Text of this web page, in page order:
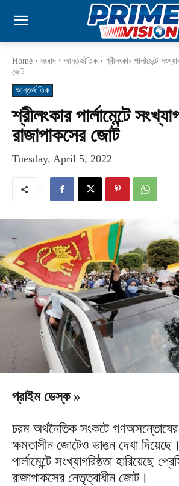
Home সংবাদ আন্তর্জাতিক
শ্রীলংকার পার্লামেন্টে
জোট
আন্তর্জাতিক
শ্রীলংকার পার্লামেন্টে
রাজাপাকসের জোট
Tuesday, April 5, 2022
প্রাইম ডেস্ক »
চরম অর্থনৈতিক সংকটে গণঅসন্তোষের
ক্ষমতাসীন জোটেও ভাঙন দেখা
পার্লামেন্টে সংখ্যাগরিষ্ঠতা হারিয়েছে
রাজাপাকসের নেতৃত্বাধীন জোট।